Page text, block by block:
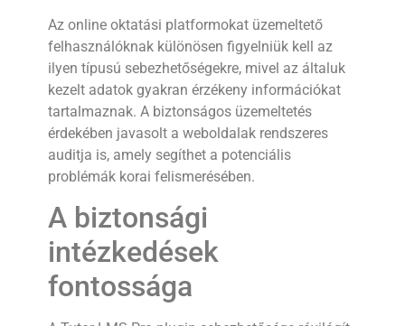
Az online oktatási platformokat üzemeltető
felhasználóknak különösen figyelniük kell az
ilyen típusú sebezhetőségekre, mivel az általuk
kezelt adatok gyakran érzékeny információkat
tartalmaznak. A biztonságos üzemeltetés
érdekében javasolt a weboldalak rendszeres
auditja is, amely segíthet a potenciális
problémák korai felismerésében.
A biztonsági
intézkedések
fontossága